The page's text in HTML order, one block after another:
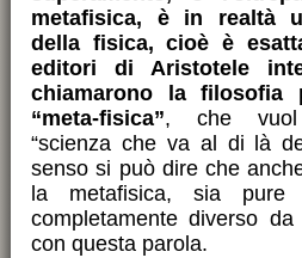
metafisica, è in realtà
della fisica, cioè è
editori di Aristotele
chiamarono la filosofia
“meta-fisica”, che vuol
“scienza che va al di là
senso si può dire che
la metafisica, sia pure
completamente diverso
con questa parola.